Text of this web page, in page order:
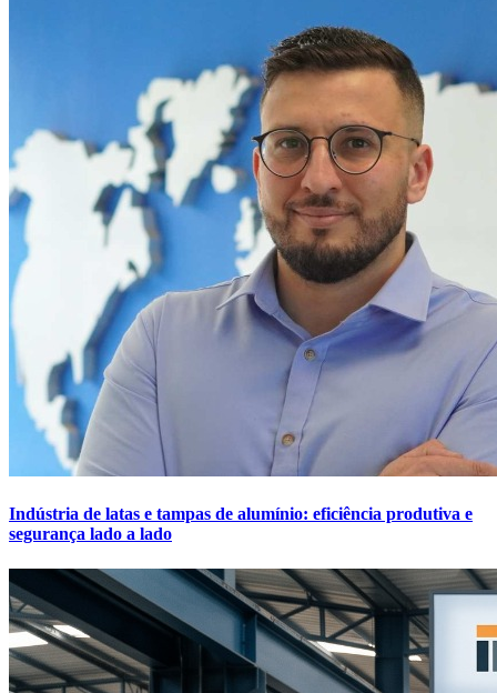
Indústria de latas e tampas de alumínio: eficiência produtiva e
segurança lado a lado